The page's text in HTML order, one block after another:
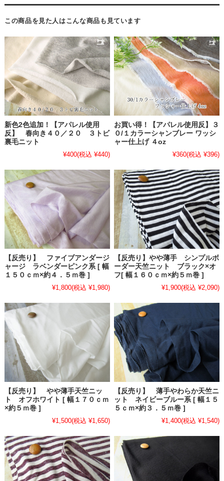
この商品を見た人はこんな商品も見ています
新色2色追加！【アパレル使用
反】 春向き４０／２０ ３トビ
裏毛ニット
¥400(税込 ¥440)
お買い得！【アパレル使用反】３
０/１カラーシャンブレー ワッシ
ャー仕上げ ４oz
¥360(税込 ¥396)
【反売り】 ファイブアンダージ
ャージ ラベンダーピンク系 [ 幅
１５０ｃｍ×約４．５ｍ巻 ]
¥1,800(税込 ¥1,980)
【反売り】やや薄手 シンプルボ
ーダー天竺ニット ブラック×オ
フ[ 幅１６０ｃｍ×約５ｍ巻 ]
¥1,900(税込 ¥2,090)
【反売り】 やや薄手天竺ニッ
ト オフホワイト [ 幅１７０ｃｍ
×約５ｍ巻 ]
¥1,500(税込 ¥1,650)
【反売り】 薄手やわらか天竺ニ
ット ネイビーブルー系 [ 幅１５
５ｃｍ×約３．５ｍ巻 ]
¥1,400(税込 ¥1,540)